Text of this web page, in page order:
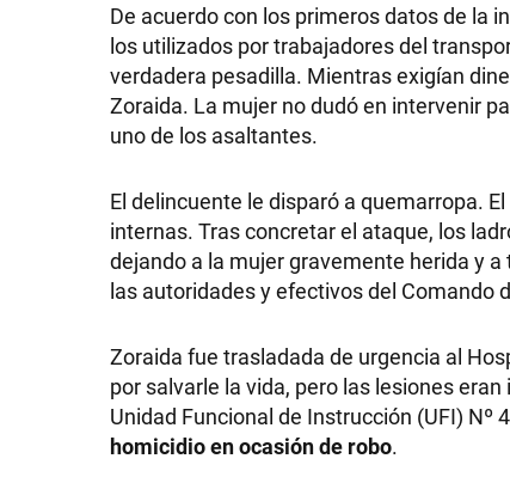
De acuerdo con los primeros datos de la
los utilizados por trabajadores del
verdadera pesadilla. Mientras exigían
Zoraida. La mujer no dudó en intervenir
uno de los asaltantes.
El delincuente le disparó a quemarropa.
internas. Tras concretar el ataque, los
dejando a la mujer gravemente herida y
las autoridades y efectivos del Comando
Zoraida fue trasladada de urgencia al
por salvarle la vida, pero las lesiones
Unidad Funcional de Instrucción (UFI)
homicidio en ocasión de robo.
SHOW
POLÍTICA
ACTUALIDAD
POLICIALES
ECONOMÍA